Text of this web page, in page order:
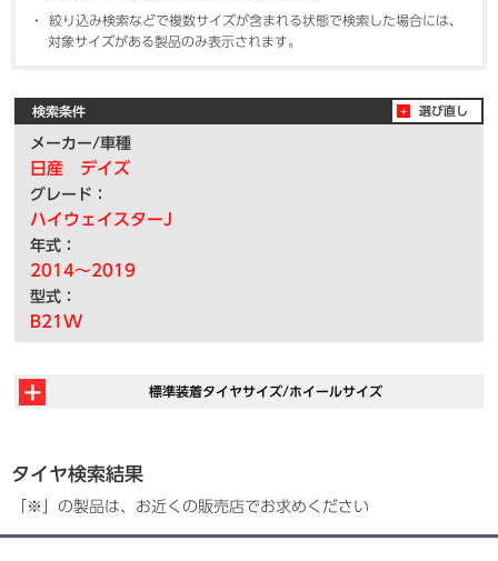
絞り込み検索などで複数サイズが含まれる状態で検索した場合には、
対象サイズがある製品のみ表示されます。
検索条件
メーカー/車種
日産 デイズ
グレード：
ハイウェイスターJ
年式：
2014～2019
型式：
B21W
選び直し
標準装着タイヤサイズ/ホイールサイズ
タイヤ検索結果
「※」の製品は、お近くの販売店でお求めください